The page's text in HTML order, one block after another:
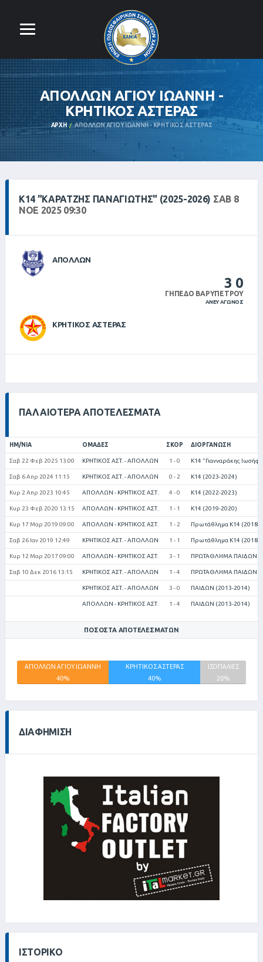
ΑΠΟΛΛΩΝ ΑΓΙΟΥ ΙΩΑΝΝΗ -
ΚΡΗΤΙΚΟΣ ΑΣΤΕΡΑΣ
ΑΡΧΉ ΑΠΟΛΛΩΝ ΑΓΙΟΥ ΙΩΑΝΝΗ - ΚΡΗΤΙΚΟΣ ΑΣΤΕΡΑΣ
Κ14 "ΚΑΡΑΤΖΉΣ ΠΑΝΑΓΙΏΤΗΣ" (2025-2026) ΣΑΒ 8
ΝΟΕ 2025 09:30
ΑΠΟΛΛΩΝ
3 0
ΓΉΠΕΔΟ ΒΑΡΥΠΈΤΡΟΥ
ΆΝΕΥ ΑΓΏΝΟΣ
ΚΡΗΤΙΚΟΣ ΑΣΤΕΡΑΣ
ΠΑΛΑΙΌΤΕΡΑ ΑΠΟΤΕΛΈΣΜΑΤΑ
ΗΜ/ΝΊΑ ΟΜΆΔΕΣ ΣΚΟΡ ΔΙΟΡΓΆΝΩΣΗ
Σαβ 22 Φεβ 2025 13:00 ΚΡΗΤΙΚΟΣ ΑΣΤ. - ΑΠΟΛΛΩΝ 1 - 0 Κ14 "Γιανναράκης
Σαβ 6 Απρ 2024 11:15 ΚΡΗΤΙΚΟΣ ΑΣΤ. - ΑΠΟΛΛΩΝ 0 - 2 Κ14 (2023-2024)
Κυρ 2 Απρ 2023 10:45 ΑΠΟΛΛΩΝ - ΚΡΗΤΙΚΟΣ ΑΣΤ. 4 - 0 Κ14 (2022-2023)
Κυρ 23 Φεβ 2020 13:15 ΑΠΟΛΛΩΝ - ΚΡΗΤΙΚΟΣ ΑΣΤ. 1 - 1 Κ14 (2019-2020)
Κυρ 17 Μαρ 2019 09:00 ΑΠΟΛΛΩΝ - ΚΡΗΤΙΚΟΣ ΑΣΤ. 1 - 2 Πρωτάθλημα Κ14 (2018-
Σαβ 26 Ιαν 2019 12:49 ΚΡΗΤΙΚΟΣ ΑΣΤ. - ΑΠΟΛΛΩΝ 1 - 1 Πρωτάθλημα Κ14 (2018-
Κυρ 12 Μαρ 2017 09:00 ΑΠΟΛΛΩΝ - ΚΡΗΤΙΚΟΣ ΑΣΤ. 3 - 1 ΠΡΩΤΑΘΛΗΜΑ ΠΑΙΔΩΝ
Σαβ 10 Δεκ 2016 13:15 ΚΡΗΤΙΚΟΣ ΑΣΤ. - ΑΠΟΛΛΩΝ 1 - 4 ΠΡΩΤΑΘΛΗΜΑ ΠΑΙΔΩΝ
ΚΡΗΤΙΚΟΣ ΑΣΤ. - ΑΠΟΛΛΩΝ 3 - 0 ΠΑΙΔΩΝ (2013-2014)
ΑΠΟΛΛΩΝ - ΚΡΗΤΙΚΟΣ ΑΣΤ. 1 - 4 ΠΑΙΔΩΝ (2013-2014)
ΠΟΣΟΣΤΆ ΑΠΟΤΕΛΕΣΜΆΤΩΝ
ΑΠΟΛΛΩΝ ΑΓΙΟΥ ΙΩΑΝΝΗ
40%
ΚΡΗΤΙΚΟΣ ΑΣΤΕΡΑΣ
40%
ΙΣΟΠΑΛΙΕΣ
20%
ΔΙΑΦΉΜΙΣΗ
ΙΣΤΟΡΙΚΌ